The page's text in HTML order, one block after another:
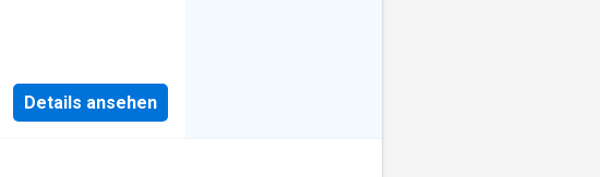
Die obere Einheit
für
Details ansehen